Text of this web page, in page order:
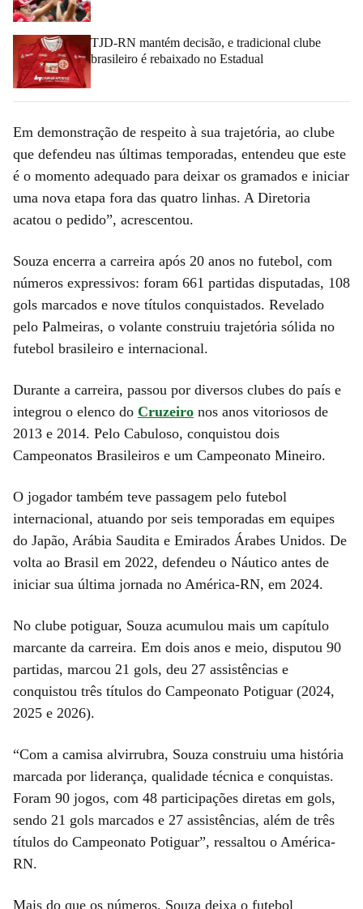
TJD-RN mantém decisão, e tradicional clube
brasileiro é rebaixado no Estadual
Em demonstração de respeito à sua trajetória, ao clube
que defendeu nas últimas temporadas, entendeu que este
é o momento adequado para deixar os gramados e iniciar
uma nova etapa fora das quatro linhas. A Diretoria
acatou o pedido”, acrescentou.
Souza encerra a carreira após 20 anos no futebol, com
números expressivos: foram 661 partidas disputadas, 108
gols marcados e nove títulos conquistados. Revelado
pelo Palmeiras, o volante construiu trajetória sólida no
futebol brasileiro e internacional.
Durante a carreira, passou por diversos clubes do país e
integrou o elenco do Cruzeiro nos anos vitoriosos de
2013 e 2014. Pelo Cabuloso, conquistou dois
Campeonatos Brasileiros e um Campeonato Mineiro.
O jogador também teve passagem pelo futebol
internacional, atuando por seis temporadas em equipes
do Japão, Arábia Saudita e Emirados Árabes Unidos. De
volta ao Brasil em 2022, defendeu o Náutico antes de
iniciar sua última jornada no América-RN, em 2024.
No clube potiguar, Souza acumulou mais um capítulo
marcante da carreira. Em dois anos e meio, disputou 90
partidas, marcou 21 gols, deu 27 assistências e
conquistou três títulos do Campeonato Potiguar (2024,
2025 e 2026).
“Com a camisa alvirrubra, Souza construiu uma história
marcada por liderança, qualidade técnica e conquistas.
Foram 90 jogos, com 48 participações diretas em gols,
sendo 21 gols marcados e 27 assistências, além de três
títulos do Campeonato Potiguar”, ressaltou o América-
RN.
Mais do que os números, Souza deixa o futebol